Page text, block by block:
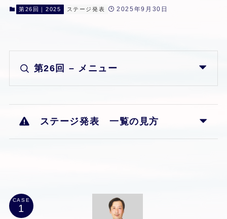
第26回｜2025 ステージ発表 2025年9月30日
第26回 – メニュー
ステージ発表 一覧の見方
CASE